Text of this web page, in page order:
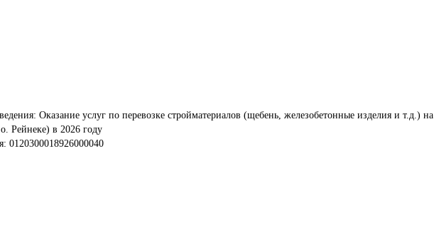
Оказание услуг по перевозке стройматериалов (щебень, железобетонные изделия и т.д.) на
Рейнеке) в 2026 году
0120300018926000040